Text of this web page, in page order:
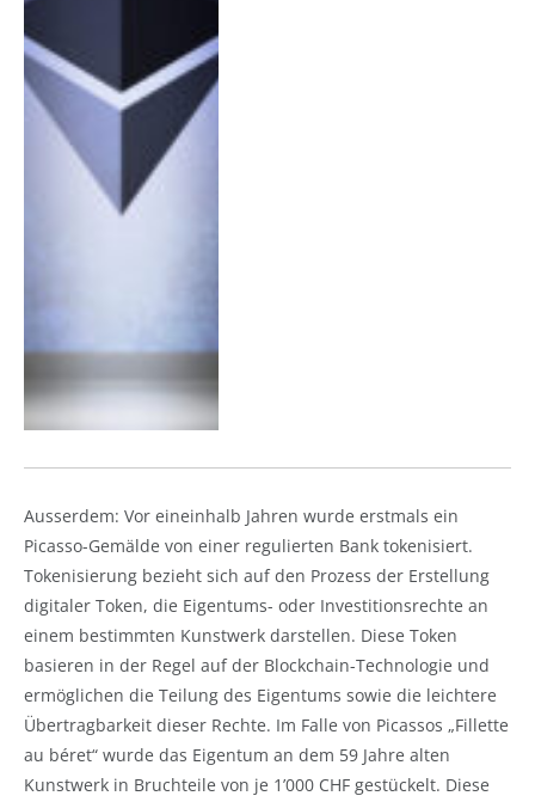
Ausserdem: Vor eineinhalb Jahren wurde erstmals ein
Picasso-Gemälde von einer regulierten Bank tokenisiert.
Tokenisierung bezieht sich auf den Prozess der Erstellung
digitaler Token, die Eigentums- oder Investitionsrechte an
einem bestimmten Kunstwerk darstellen. Diese Token
basieren in der Regel auf der Blockchain-Technologie und
ermöglichen die Teilung des Eigentums sowie die leichtere
Übertragbarkeit dieser Rechte. Im Falle von Picassos „Fillette
au béret“ wurde das Eigentum an dem 59 Jahre alten
Kunstwerk in Bruchteile von je 1’000 CHF gestückelt. Diese